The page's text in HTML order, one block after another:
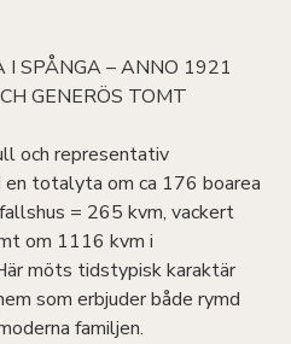
I SPÅNGA – ANNO 1921
GENERÖS TOMT
och representativ
totalyta om ca 176 boarea
= 265 kvm, vackert
om 1116 kvm i
möts tidstypisk karaktär
som erbjuder både rymd
familjen.